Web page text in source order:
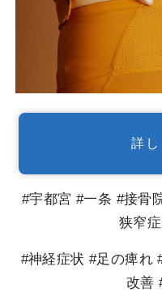
詳し
#宇都宮 #一条 #接骨
狭窄
#神経症状 #足の痺れ
改善